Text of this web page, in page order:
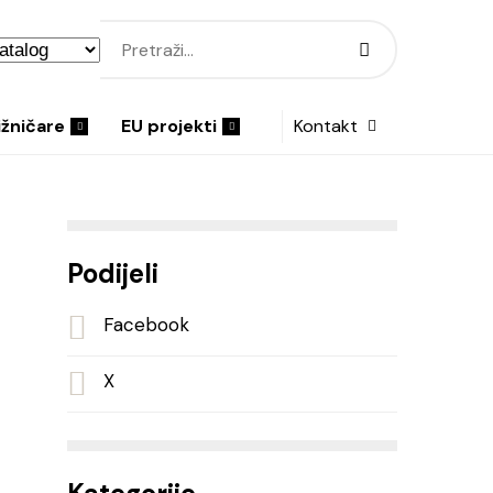
EU projekti Kontakt
Podijeli
Facebook
X